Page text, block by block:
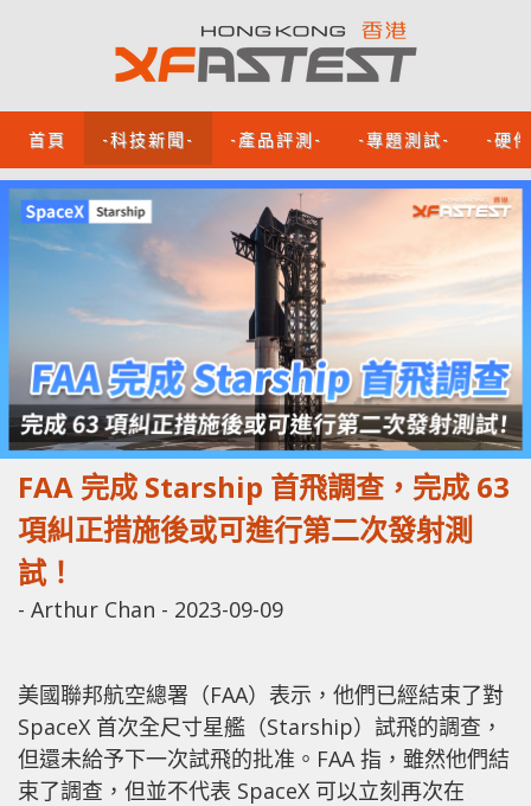
首頁 -科技新聞- -產品評測- -專題測試- -硬
FAA 完成 Starship 首飛調查，完成 63
項糾正措施後或可進行第二次發射測
試！
- Arthur Chan - 2023-09-09
美國聯邦航空總署（FAA）表示，他們已經結束了對
SpaceX 首次全尺寸星艦（Starship）試飛的調查，
但還未給予下一次試飛的批准。FAA 指，雖然他們結
束了調查，但並不代表 SpaceX 可以立刻再次在